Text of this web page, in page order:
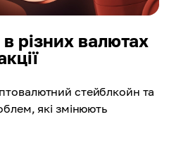
різних валютах
стейблкойн та
які змінюють